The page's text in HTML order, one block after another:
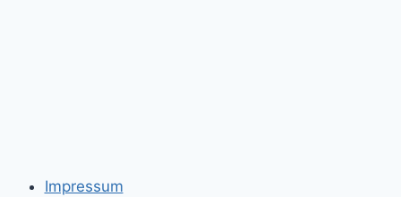
Impressum